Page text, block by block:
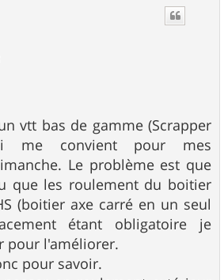
vtt bas de gamme (Scrapper
me convient pour mes
Le problème est que
que les roulement du boitier
(boitier axe carré en un seul
étant obligatoire je
pour l'améliorer.
pour savoir.